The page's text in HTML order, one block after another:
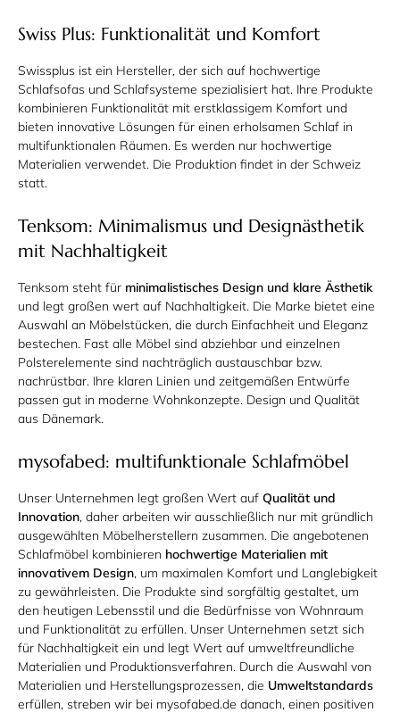
Swiss Plus: Funktionalität und Komfort
Swissplus ist ein Hersteller, der sich auf hochwertige
Schlafsofas und Schlafsysteme spezialisiert hat. Ihre Produkte
kombinieren Funktionalität mit erstklassigem Komfort und
bieten innovative Lösungen für einen erholsamen Schlaf in
multifunktionalen Räumen. Es werden nur hochwertige
Materialien verwendet. Die Produktion findet in der Schweiz
statt.
Tenksom: Minimalismus und Designästhetik
mit Nachhaltigkeit
Tenksom steht für minimalistisches Design und klare Ästhetik
und legt großen wert auf Nachhaltigkeit. Die Marke bietet eine
Auswahl an Möbelstücken, die durch Einfachheit und Eleganz
bestechen. Fast alle Möbel sind abziehbar und einzelnen
Polsterelemente sind nachträglich austauschbar bzw.
nachrüstbar. Ihre klaren Linien und zeitgemäßen Entwürfe
passen gut in moderne Wohnkonzepte. Design und Qualität
aus Dänemark.
mysofabed: multifunktionale Schlafmöbel
Unser Unternehmen legt großen Wert auf Qualität und
Innovation, daher arbeiten wir ausschließlich nur mit gründlich
ausgewählten Möbelherstellern zusammen. Die angebotenen
Schlafmöbel kombinieren hochwertige Materialien mit
innovativem Design, um maximalen Komfort und Langlebigkeit
zu gewährleisten. Die Produkte sind sorgfältig gestaltet, um
den heutigen Lebensstil und die Bedürfnisse von Wohnraum
und Funktionalität zu erfüllen. Unser Unternehmen setzt sich
für Nachhaltigkeit ein und legt Wert auf umweltfreundliche
Materialien und Produktionsverfahren. Durch die Auswahl von
Materialien und Herstellungsprozessen, die Umweltstandards
erfüllen, streben wir bei mysofabed.de danach, einen positiven